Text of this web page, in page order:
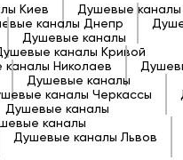
Киев
Душевые каналы
каналы Днепр
Душевые каналы
каналы Кривой
Николаев
Душевые каналы
каналы Черкассы
Душевые каналы
каналы
Душевые каналы Львов